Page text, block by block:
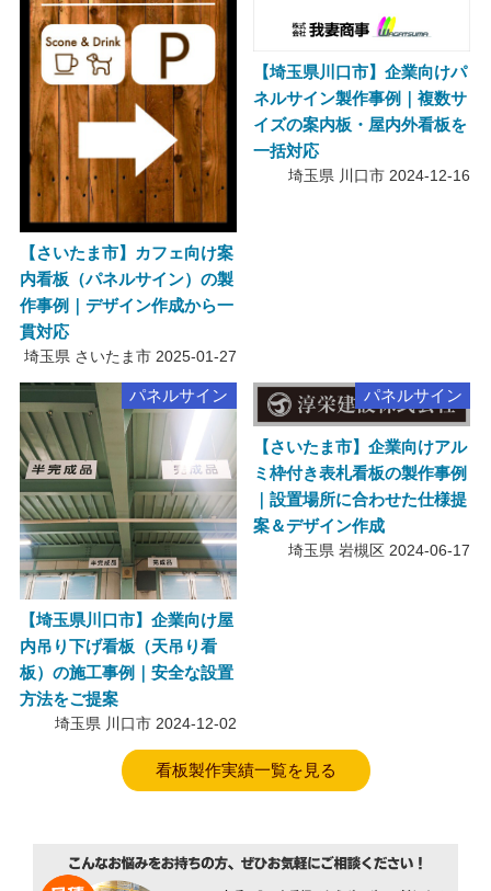
【さいたま市】カフェ向け案
内看板（パネルサイン）の製
作事例｜デザイン作成から一
貫対応
埼玉県 さいたま市 2025-01-27
【埼玉県川口市】企業向けパ
ネルサイン製作事例｜複数サ
イズの案内板・屋内外看板を
一括対応
埼玉県 川口市 2024-12-16
パネルサイン
【埼玉県川口市】企業向け屋
内吊り下げ看板（天吊り看
板）の施工事例｜安全な設置
方法をご提案
埼玉県 川口市 2024-12-02
パネルサイン
【さいたま市】企業向けアル
ミ枠付き表札看板の製作事例
｜設置場所に合わせた仕様提
案＆デザイン作成
埼玉県 岩槻区 2024-06-17
看板製作実績一覧を見る